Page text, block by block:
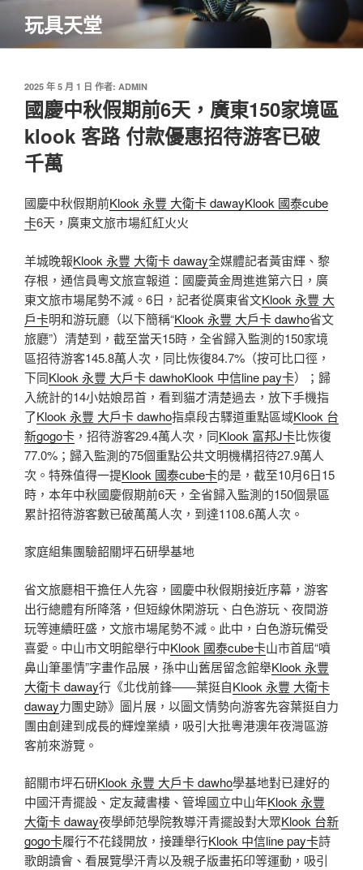
主
玩具天堂
發
佈
於
2025 年 5 月 1 日 作者: ADMIN
國慶中秋假期前6天，廣東150家境區
klook 客路 付款優惠招待游客已破
千萬
國慶中秋假期前Klook 永豐 大衛卡 dawayKlook 國泰cube
卡6天，廣東文旅市場紅紅火火
羊城晚報Klook 永豐 大衛卡 daway全媒體記者黃宙輝、黎
存根，通信員粵文旅宣報道：國慶黃金周進進第六日，廣
東文旅市場尾勢不減。6日，記者從廣東省文Klook 永豐 大
戶卡明和游玩廳（以下簡稱“Klook 永豐 大戶卡 dawho省文
旅廳”）清楚到，截至當天15時，全省歸入監測的150家境
區招待游客145.8萬人次，同比恢復84.7%（按可比口徑，
下同Klook 永豐 大戶卡 dawhoKlook 中信line pay卡）；歸
入統計的14小姑娘昂首，看到貓才清楚過去，放下手機指
了Klook 永豐 大戶卡 dawho指桌段古驛道重點區域Klook 台
新gogo卡 ，招待游客29.4萬人次，同Klook 富邦J卡比恢復
77.0%；歸入監測的75個重點公共文明機構招待27.9萬人
次。特殊值得一提Klook 國泰cube卡的是，截至10月6日15
時，本年中秋國慶假期前6天，全省歸入監測的150個景區
累計招待游客數已破萬萬人次，到達1108.6萬人次。
家庭組集團驗韶關坪石研學基地
省文旅廳相干擔任人先容，國慶中秋假期接近序幕，游客
出行總體有所降落，但短線休閑游玩、白色游玩、夜間游
玩等連續旺盛，文旅市場尾勢不減。此中，白色游玩備受
喜愛。中山市文明館舉行中Klook 國泰cube卡山市首屆“噴
鼻山筆墨情”字畫作品展，孫中山舊居留念館舉Klook 永豐
大衛卡 daway行《北伐前鋒——葉挺自Klook 永豐 大衛卡
daway力團史跡》圖片展，以圖文情勢向游客先容葉挺自力
團由創建到成長的輝煌業績，吸引大批粵港澳年夜灣區游
客前來游覽。
韶關市坪石研Klook 永豐 大戶卡 dawho學基地對已建好的
中國汗青擺設、定友藏書樓、管埠國立中山年Klook 永豐
大衛卡 daway夜學師范學院教導汗青擺設對大眾Klook 台新
gogo卡履行不花錢開放，接踵舉行Klook 中信line pay卡詩
歌朗讀會、看展覽學汗青以及親子版畫拓印等運動，吸引